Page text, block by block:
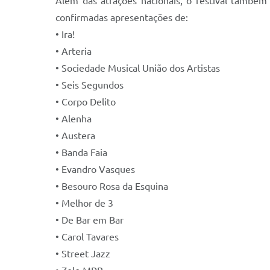
confirmadas apresentações de:
• Ira!
• Arteria
• Sociedade Musical União dos Artistas
• Seis Segundos
• Corpo Delito
• Alenha
• Austera
• Banda Faia
• Evandro Vasques
• Besouro Rosa da Esquina
• Melhor de 3
• De Bar em Bar
• Carol Tavares
• Street Jazz